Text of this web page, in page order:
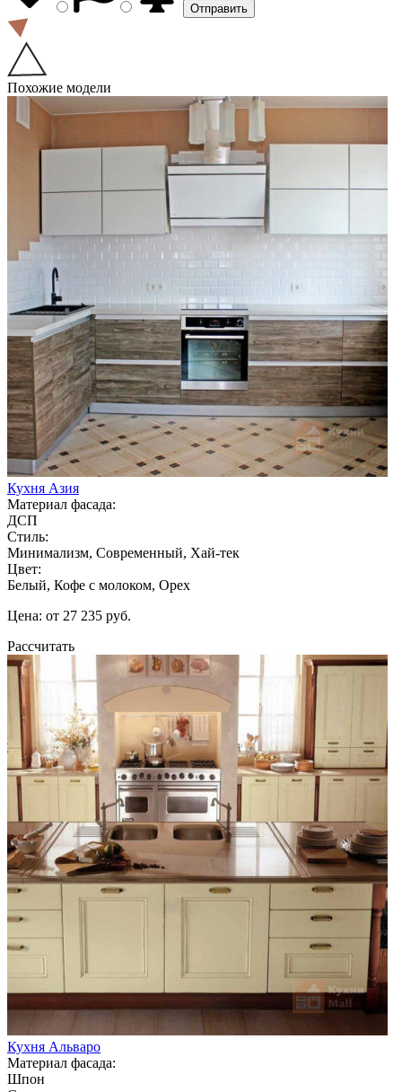
Похожие модели
Кухня Азия
Материал фасада:
ДСП
Стиль:
Минимализм, Современный, Хай-тек
Цвет:
Белый, Кофе с молоком, Орех
Цена: от 27 235 руб.
Рассчитать
Кухня Альваро
Материал фасада:
Шпон